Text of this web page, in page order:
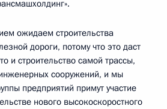
ожидаем строительства
дороги, потому что это даст
и строительство самой трассы,
сооружений, и мы
предприятий примут участие
нового высокоскоростного